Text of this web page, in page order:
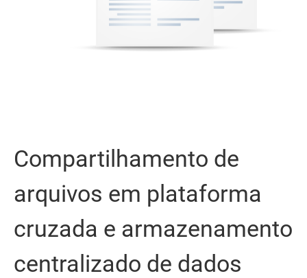
Compartilhamento de
arquivos em plataforma
cruzada e armazenamento
centralizado de dados